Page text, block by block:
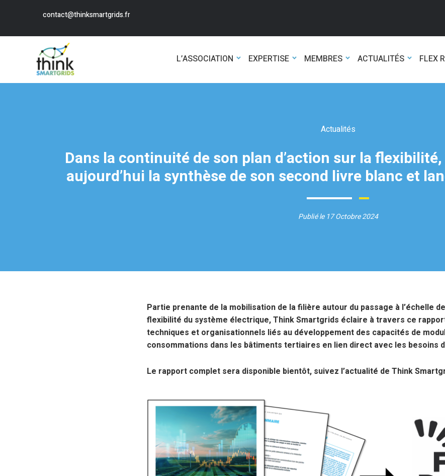
contact@thinksmartgrids.fr
L’ASSOCIATION EXPERTISE MEMBRES ACTUALITÉS FLEX
Actualités
Dans la continuité de son plan d’action sur la
aujourd’hui la synthèse de son second livre blanc et
Publié le 17 Octobre 2024
Partie prenante de la mobilisation de la filière autour du passage à l’échelle
flexibilité du système électrique, Think Smartgrids éclaire à travers ce
techniques et organisationnels liés au développement des capacités de
consommations dans les bâtiments tertiaires en lien direct avec les besoins
Le rapport complet sera disponible bientôt, suivez l’actualité de Think